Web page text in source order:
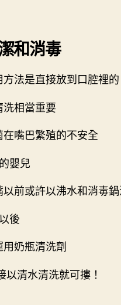
和消毒
法是直接放到口腔裡的
相當重要
嘴巴繁殖的不安全
嬰兒
前或許以沸水和消毒
後
奶瓶清洗劑
以清水清洗就可摟！